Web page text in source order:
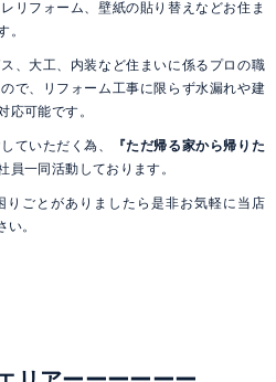
リフォーム、壁紙の貼り替えなどお住ま
、大工、内装など住まいに係るプロの職
で、リフォーム工事に限らず水漏れや建
可能です。
ていただく為、
『ただ帰る家から帰りた
員一同活動しております。
ごとがありましたら是非お気軽に当店
。